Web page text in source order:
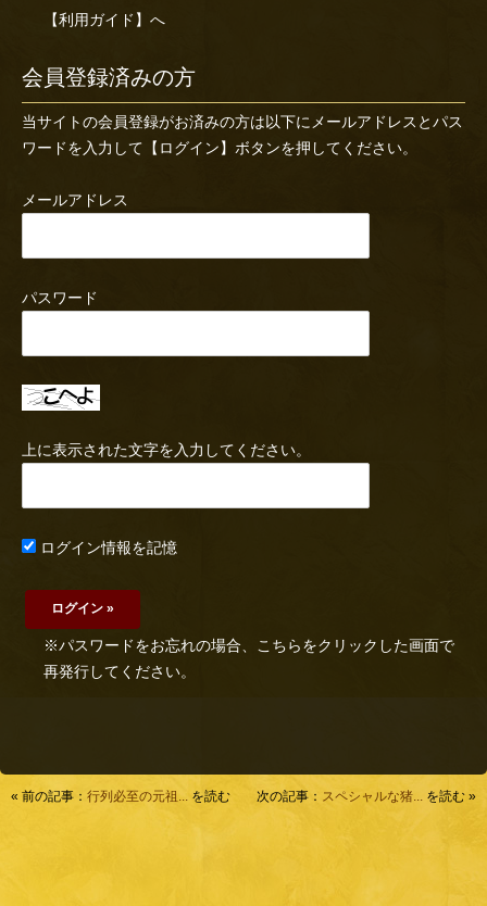
【利用ガイド】へ
会員登録済みの方
当サイトの会員登録がお済みの方は以下にメールアドレスとパス
ワードを入力して【ログイン】ボタンを押してください。
メールアドレス
パスワード
上に表示された文字を入力してください。
ログイン情報を記憶
※パスワードをお忘れの場合、こちらをクリックした画面で
再発行してください。
« 前の記事： 行列必至の元祖... を読む 次の記事： スペシャルな猪... を読む »